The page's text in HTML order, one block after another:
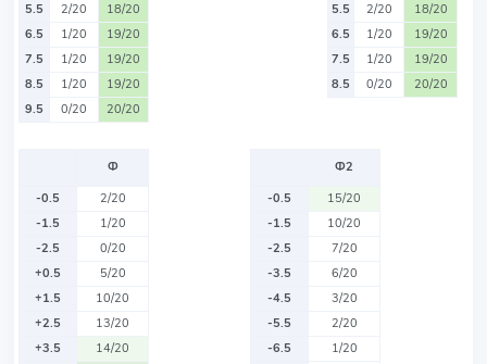
5.5
2/20
18/20
6.5
1/20
19/20
7.5
1/20
19/20
8.5
1/20
19/20
9.5
0/20 20/20
5.5
2/20
18/20
6.5
1/20
19/20
7.5
1/20
19/20
8.5
0/20 20/20
Ф
-0.5
2/20
-1.5
1/20
-2.5
0/20
+0.5
5/20
+1.5
10/20
+2.5
13/20
+3.5
14/20
Ф2
-0.5
15/20
-1.5
10/20
-2.5
7/20
-3.5
6/20
-4.5
3/20
-5.5
2/20
-6.5
1/20